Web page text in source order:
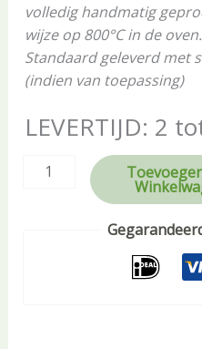
volledig handmatig
wijze op 800°C in de oven.
Standaard geleverd met
(indien van toepassing)
LEVERTIJD: 2